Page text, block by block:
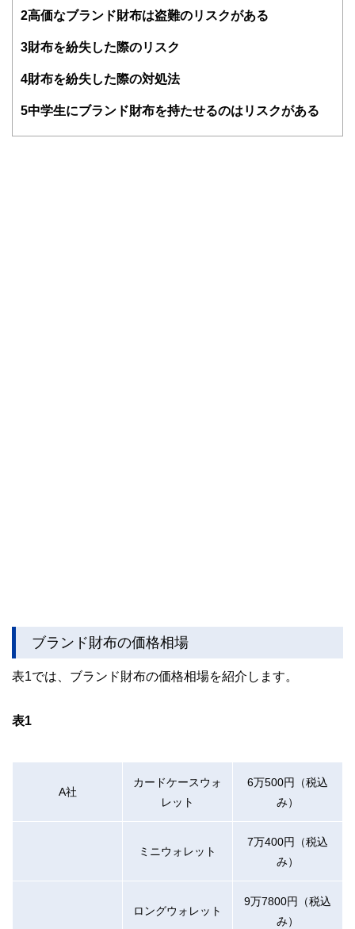
得者を中心に「お金や暮らし」に関する書籍・雑誌の編集経
験者で構成され、企画立案から記事掲載まですべての工程に
護士、税理士、宅地建物取引士、相続診断士、住宅ローンア
士、行政書士、投資アナリスト、キャリアコンサルタントな
かしく感じられる年金や税金、相続、保険、ローンなどの話
2高価なブランド財布は盗難のリスクがある
3財布を紛失した際のリスク
4財布を紛失した際の対処法
5中学生にブランド財布を持たせるのはリスクがある
ブランド財布の価格相場
表1では、ブランド財布の価格相場を紹介します。
表1
A社
カードケースウォ
レット
6万500円（税込
み）
ミニウォレット
7万400円（税込
み）
ロングウォレット
9万7800円（税込
み）